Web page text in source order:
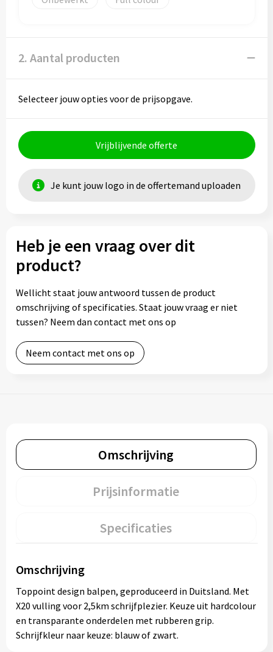
2. Aantal producten
Selecteer jouw opties voor de prijsopgave.
Vrijblijvende offerte
Je kunt jouw logo in de offertemand uploaden
Heb je een vraag over dit
product?
Wellicht staat jouw antwoord tussen de product
omschrijving of specificaties. Staat jouw vraag er niet
tussen? Neem dan contact met ons op
Neem contact met ons op
Omschrijving
Prijsinformatie
Specificaties
Omschrijving
Toppoint design balpen, geproduceerd in Duitsland. Met
X20 vulling voor 2,5km schrijfplezier. Keuze uit hardcolour
en transparante onderdelen met rubberen grip.
Schrijfkleur naar keuze: blauw of zwart.